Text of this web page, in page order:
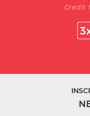
Crédit